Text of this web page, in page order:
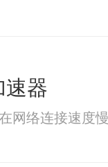
速器
网络连接速度